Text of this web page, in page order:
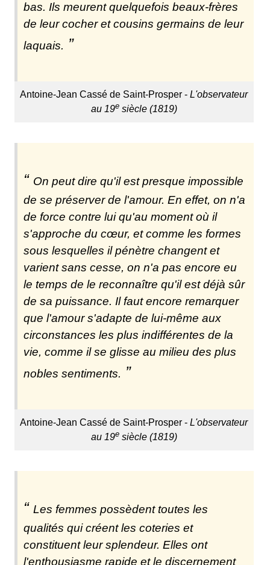
bas. Ils meurent quelquefois beaux-frères
de leur cocher et cousins germains de leur
laquais.
Antoine-Jean Cassé de Saint-Prosper -L'observateur
au 19esiècle (1819)
On peut dire qu'il est presque impossible
de se préserver de l'amour. En effet, on n'a
de force contre lui qu'au moment où il
s'approche du cœur, et comme les formes
sous lesquelles il pénètre changent et
varient sans cesse, on n'a pas encore eu
le temps de le reconnaître qu'il est déjà sûr
de sa puissance. Il faut encore remarquer
que l'amour s'adapte de lui-même aux
circonstances les plus indifférentes de la
vie, comme il se glisse au milieu des plus
nobles sentiments.
Antoine-Jean Cassé de Saint-Prosper -L'observateur
au 19esiècle (1819)
Les femmes possèdent toutes les
qualités qui créent les coteries et
constituent leur splendeur. Elles ont
l'enthousiasme rapide et le discernement